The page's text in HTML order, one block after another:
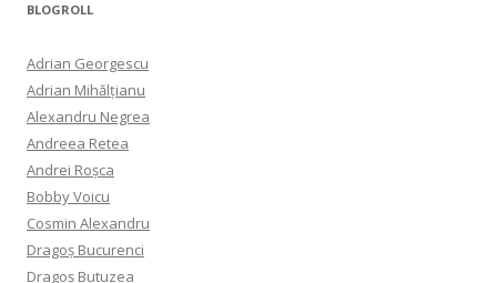
BLOGROLL
Adrian Georgescu
Adrian Mihălțianu
Alexandru Negrea
Andreea Retea
Andrei Roșca
Bobby Voicu
Cosmin Alexandru
Dragoș Bucurenci
Dragoș Butuzea